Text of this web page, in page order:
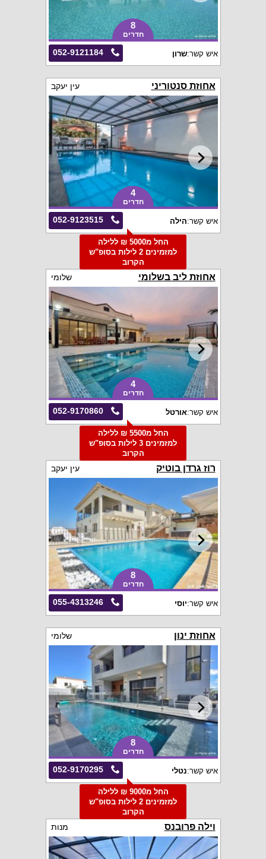
8
חדרים
052-9121184 איש קשר:שרון
אחוזת סנטוריני עין יעקב
4
חדרים
052-9123515 איש קשר:הילה
החל מ5000 ₪ ללילה
למזמינים 2 לילות בסופ"ש
הקרוב
אחוזת ליב בשלומי שלומי
4
חדרים
052-9170860 איש קשר:אורטל
החל מ5500 ₪ ללילה
למזמינים 3 לילות בסופ"ש
הקרוב
רוז גרדן בוטיק עין יעקב
8
חדרים
055-4313246 איש קשר:יוסי
אחוזת ינון שלומי
8
חדרים
052-9170295 איש קשר:נטלי
החל מ9000 ₪ ללילה
למזמינים 2 לילות בסופ"ש
הקרוב
וילה פרובנס מנות